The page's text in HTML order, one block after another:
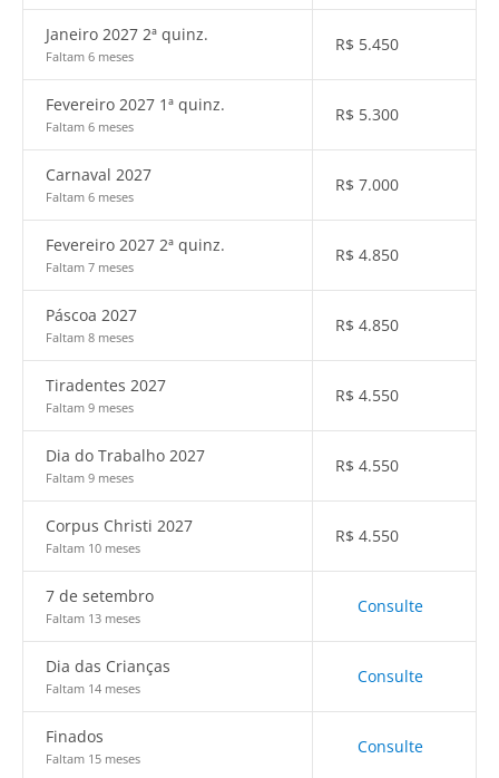
Janeiro 2027 2ª quinz.
Faltam 6 meses
R$ 5.450
Fevereiro 2027 1ª quinz.
Faltam 6 meses
R$ 5.300
Carnaval 2027
Faltam 6 meses
R$ 7.000
Fevereiro 2027 2ª quinz.
Faltam 7 meses
R$ 4.850
Páscoa 2027
Faltam 8 meses
R$ 4.850
Tiradentes 2027
Faltam 9 meses
R$ 4.550
Dia do Trabalho 2027
Faltam 9 meses
R$ 4.550
Corpus Christi 2027
Faltam 10 meses
R$ 4.550
7 de setembro
Faltam 13 meses
Consulte
Dia das Crianças
Faltam 14 meses
Consulte
Finados
Faltam 15 meses
Consulte